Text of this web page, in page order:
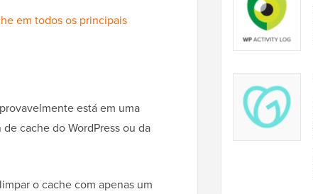
em todos os principais
está em uma
cache do WordPress ou da
o cache com apenas um